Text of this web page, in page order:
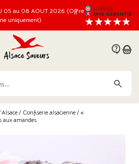
05 au 08 AOUT 2026 (Offre
uniquement)
/ Confiserie alsacienne / «
aux amandes